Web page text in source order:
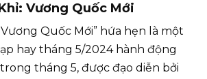
Vương Quốc Mới
Quốc Mới” hứa hẹn là một
hay tháng 5/2024 hành động
tháng 5, được đạo diễn bởi